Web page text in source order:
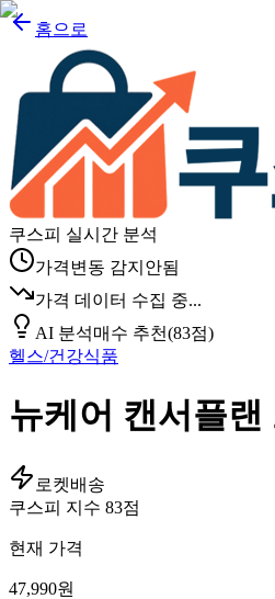
홈으로
쿠스피 실시간 분석
가격변동 감지안됨
가격 데이터 수집 중...
AI 분석매수 추천(83점)
헬스/건강식품
뉴케어 캔서플랜
로켓배송
쿠스피 지수 83점
현재 가격
47,990원